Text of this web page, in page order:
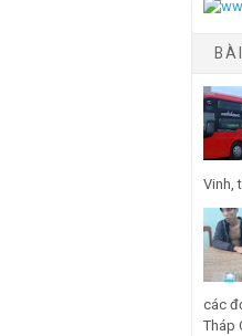
Vinh,
các
Tháp